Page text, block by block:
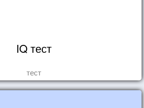
IQ тест
тест